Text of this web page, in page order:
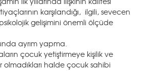
karşılandığı, ilgili, sevecen
gelişimini önemli ölçüde
ayrım yapma.
çocuk yetiştirmeye kişilik ve
olmadıkları halde çocuk sahibi